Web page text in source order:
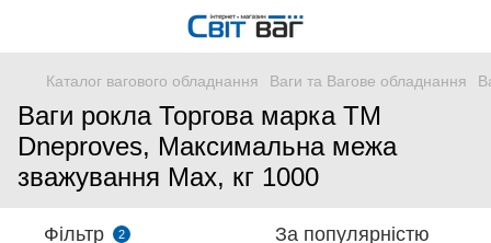
Каталог вагового обладнання Ваги та Вагове обладнання
Ваги рокла Торгова марка ТМ
Dneproves, Максимальна межа
зважування Мах, кг 1000
Фільтр 2 За популярністю